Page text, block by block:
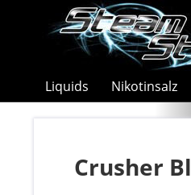
Liquids Nikotinsalz
Crusher